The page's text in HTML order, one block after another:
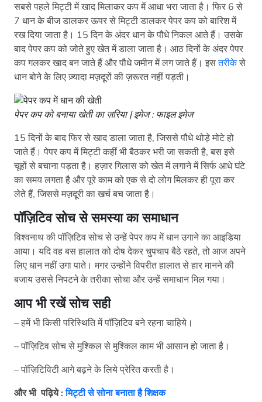
सबसे पहले मिट्टी में खाद मिलाकर कप में आधा भरा जाता है। फिर 6 से
7 धान के बीज डालकर ऊपर से मिट्टी डालकर पेपर कप को बारिश में
रख दिया जाता है। 15 दिन के अंदर धान के पौधे निकल आते हैं। उसके
बाद पेपर कप को जोते हुए खेत में डाला जाता है। आठ दिनों के अंदर पेपर
कप गलकर खाद बन जाते हैं और पौधे जमीन में लग जाते हैं। इसतरीकेसे
धान बोने के लिए ज़्यादा मज़दूरों की ज़रूरत नहीं पड़ती।
पेपर कप को बनाया खेती का ज़रिया | इमेज : फाइल इमेज
15 दिनों के बाद फिर से खाद डाला जाता है, जिससे पौधे थोड़े मोटे हो
जाते हैं। पेपर कप में मिट्टी कहीं भी बैठकर भरी जा सकती है, बस इसे
चूहों से बचाना पड़ता है। हज़ार गिलास को खेत में लगाने में सिर्फ आधे घंटे
का समय लगता है और पूरे काम को एक से दो लोग मिलकर ही पूरा कर
लेते हैं, जिससे मज़दूरी का खर्च बच जाता है।
पॉज़िटिव सोच से समस्या का समाधान
विश्वनाथ की पॉज़िटिव सोच से उन्हें पेपर कप में धान उगाने का आइडिया
आया। यदि वह बस हालात को दोष देकर चुपचाप बैठे रहते, तो आज अपने
लिए धान नहीं उगा पाते। मगर उन्होंने विपरीत हालात से हार मानने की
बजाय उससे निपटने के तरीका सोचा और उन्हें समाधान मिल गया।
आप भी रखें सोच सही
– हमें भी किसी परिस्थिति में पॉज़िटिव बने रहना चाहिये।
– पॉज़िटिव सोच से मुश्किल से मुश्किल काम भी आसान हो जाता है।
– पॉज़िटिविटी आगे बढ़ने के लिये प्रेरित करती है।
और भी पढ़िये: मिट्टी से सोना बनाता है शिक्षक